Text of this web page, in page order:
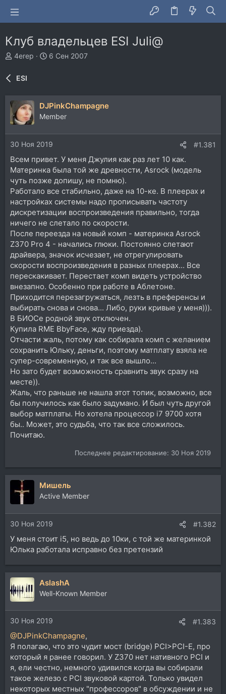
Клуб владельцев ESI Juli@
А
т
р
т
е
м
4erep
Д
н
а
а
6 Сен 2007
ESI
DJPinkChampagne
Member
30 Ноя 2019 #1.381
Всем привет. У меня Джулия как раз лет 10 как.
Материнка была той же древности, Asrock (модель
чуть позже допишу, не помню).
Работало все стабильно, даже на 10-ке. В плеерах и
настройках системы надо прописывать частоту
дискретизации воспроизведения правильно, тогда
ничего не слетало по скорости.
После переезда на новый комп - материнка Asrock
Z370 Pro 4 - начались глюки. Постоянно слетают
драйвера, значок исчезает, не отрегулировать
скорости воспроизведения в разных плеерах... Все
перескакивает. Перестает комп видеть устройство
внезапно. Особенно при работе в Аблетоне.
Приходится перезагружаться, лезть в преференсы и
выбирать снова и снова... Либо, руки кривые у меня))).
В БИОСе родной звук отключен.
Купила RME BbyFace, жду приезда).
Отчасти жаль, потому как собирала комп с желанием
сохранить Юльку, деньги, поэтому матплату взяла не
супер-современную, и так все вышло...
Но зато будет возможность сравнить звук сразу на
месте)).
Жаль, что раньше не нашла этот топик, возможно, все
бы получилось как было задумано. И был чуть другой
выбор матплаты. Но хотела процессор i7 9700 хотя
бы.. Может, это судьба, что так все сложилось.
Почитаю.
Последнее редактирование: 30 Ноя 2019
Мишель
Active Member
30 Ноя 2019 #1.382
У меня стоит i5, но ведь до 10ки, с той же материнкой
Юлька работала исправно без претензий
AslashA
Well-Known Member
30 Ноя 2019 #1.383
@DJPinkChampagne,
Я полагаю, что это чудит мост (bridge) PCI>PCI-E, про
который я ранее говорил. У Z370 нет нативного PCI и
я, ели честно, немного удивился когда вы собирали
такое железо с PCI звуковой картой. Только увидел
некоторых местных "профессоров" в обсуждении и не